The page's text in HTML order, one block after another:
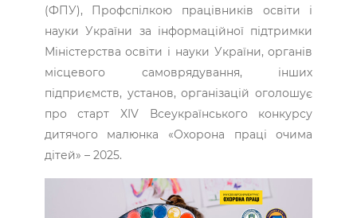
(ФПУ), Профспілкою працівників освіти і
науки України за інформаційної підтримки
Міністерства освіти і науки України, органів
місцевого самоврядування, інших
підприємств, установ, організацій оголошує
про старт XIV Всеукраїнського конкурсу
дитячого малюнка «Охорона праці очима
дітей» – 2025.